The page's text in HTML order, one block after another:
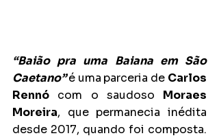
“Baião pra uma Baiana em São
Caetano” é uma parceria de Carlos
Rennó com o saudoso Moraes
Moreira, que permanecia inédita
desde 2017, quando foi composta.